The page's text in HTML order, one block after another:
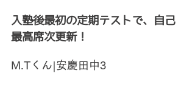
入塾後最初の定期テストで、自己
最高席次更新！
M.Tくん|安慶田中3